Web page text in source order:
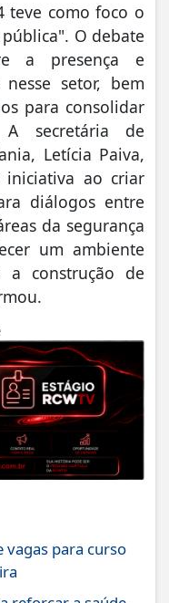
teve como foco o
O debate
a presença e
setor, bem
para consolidar
secretária de
Letícia Paiva,
iniciativa ao criar
diálogos entre
da segurança
um ambiente
a construção de
vagas para curso